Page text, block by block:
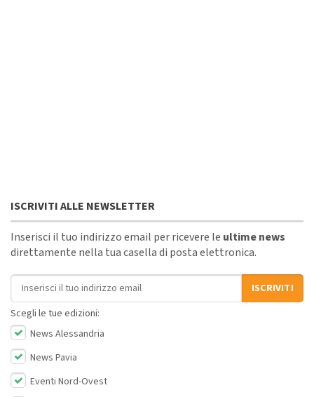
ISCRIVITI ALLE NEWSLETTER
Inserisci il tuo indirizzo email per ricevere le ultime news
direttamente nella tua casella di posta elettronica.
Indirizzo email
ISCRIVITI
Scegli le tue edizioni:
News Alessandria
News Pavia
Eventi Nord-Ovest